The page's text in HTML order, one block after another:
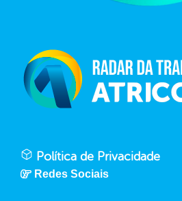
Política de Privacidade
Redes Sociais